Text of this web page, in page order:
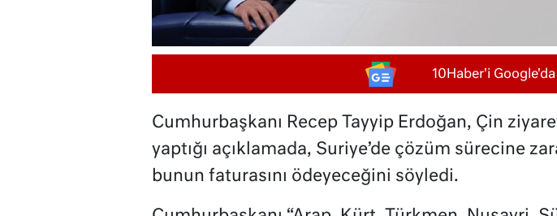
10Haber'i
Cumhurbaşkanı Recep Tayyip Erdoğan, Çin
yaptığı açıklamada, Suriye’de çözüm sürecine
bunun faturasını ödeyeceğini söyledi.